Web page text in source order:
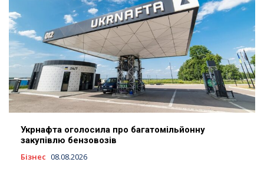
Укрнафта оголосила про багатомільйонну
закупівлю бензовозів
Бізнес 08.08.2026